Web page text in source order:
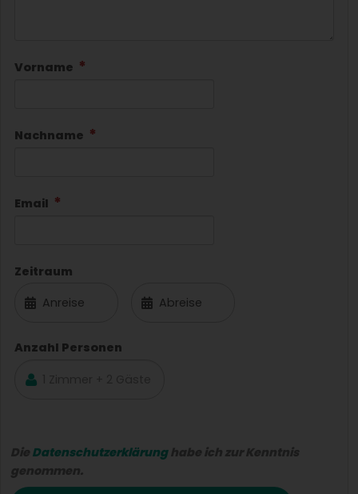
Vorname
Nachname
Email
Zeitraum
Anzahl Personen
Die Datenschutzerklärunghabe ich zur Kenntnis
genommen.